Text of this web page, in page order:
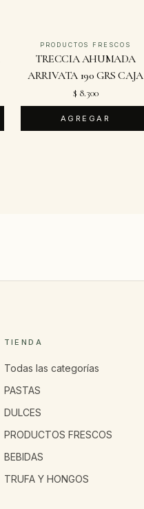
PRODUCTOS FRESCOS
TRECCIA AHUMADA
ARRIVATA 190 GRS CAJA
$ 8.300
AGREGAR
TIENDA
Todas las categorías
PASTAS
DULCES
PRODUCTOS FRESCOS
BEBIDAS
TRUFA Y HONGOS